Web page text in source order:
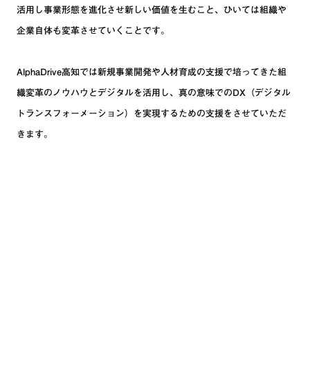
活用し事業形態を進化させ新しい価値を生むこと、ひいては組織や
企業自体も変革させていくことです。
AlphaDrive高知では新規事業開発や人材育成の支援で培ってきた組
織変革のノウハウとデジタルを活用し、真の意味でのDX（デジタル
トランスフォーメーション）を実現するための支援をさせていただ
きます。